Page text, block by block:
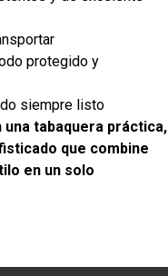
protegido y
siempre listo
tabaquera práctica,
que combine
en un solo